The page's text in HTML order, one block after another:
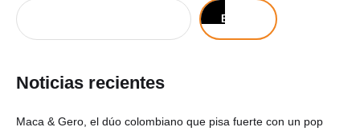
Buscar
Noticias recientes
Maca & Gero, el dúo colombiano que pisa fuerte con un pop